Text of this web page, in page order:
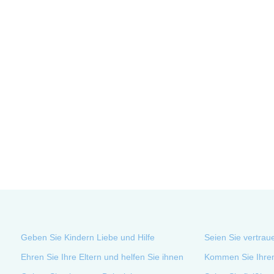
Geben Sie Kindern Liebe und Hilfe
Ehren Sie Ihre Eltern und helfen Sie ihnen
Seien Sie
Kommen Sie